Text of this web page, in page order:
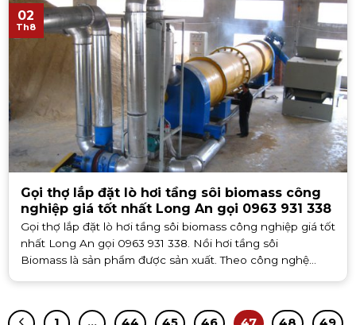
Gọi thợ lắp đặt lò hơi tầng sôi biomass công
nghiệp giá tốt nhất Long An gọi 0963 931 338
Gọi thợ lắp đặt lò hơi tầng sôi biomass công nghiệp giá tốt
nhất Long An gọi 0963 931 338. Nồi hơi tầng sôi
Biomass là sản phẩm được sản xuất. Theo công nghệ
02
Th8